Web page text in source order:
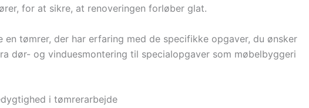
for at sikre, at renoveringen forløber glat.
tømrer, der har erfaring med de specifikke opgaver, du ønsker
dør- og vinduesmontering til specialopgaver som møbelbyggeri
i tømrerarbejde